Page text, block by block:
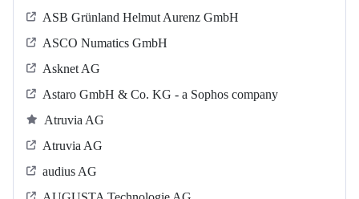
ASB Grün­land Helmut Au­renz GmbH
ASCO Numatics GmbH
Asknet AG
Astaro GmbH & Co. KG - a Sophos company
Atruvia AG
Atruvia AG
audius AG